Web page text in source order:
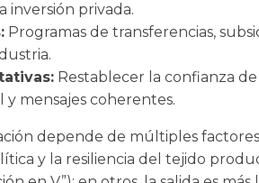
inversión privada.
Programas de transferencias,
Restablecer la confianza
mensajes coherentes.
depende de múltiples
y la resiliencia del tejido